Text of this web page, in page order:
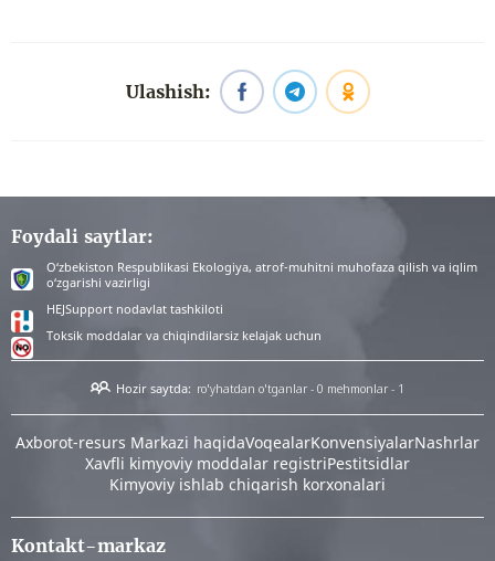
Ulashish:
Foydali saytlar:
O‘zbekiston Respublikasi Ekologiya, atrof-muhitni muhofaza qilish va iqlim
o‘zgarishi vazirligi
HEJSupport nodavlat tashkiloti
Toksik moddalar va chiqindilarsiz kelajak uchun
Hozir saytda: ro'yhatdan o'tganlar - 0 mehmonlar - 1
Аxborot-resurs Markazi haqidaVoqealarKonvensiyalarNashrlar
Xavfli kimyoviy moddalar registriPestitsidlar
Kimyoviy ishlab chiqarish korxonalari
Kontakt-markaz